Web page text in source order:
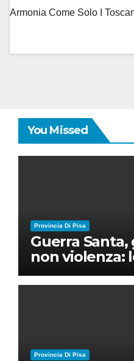
Armonia Come Solo I
You Missed
Provincia Di Pisa
Guerra
non violenza:
nuovo
Provincia Di Pisa